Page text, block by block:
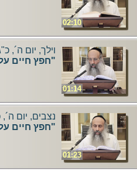
02:10
01:14
וילך, יום ה´,
"חפץ חיים
01:23
נצבים, יום
"חפץ חיים